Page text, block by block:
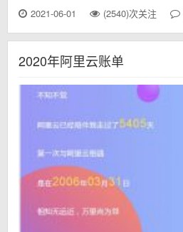
2021-06-01 (2540)次关注
2020年阿里云账单